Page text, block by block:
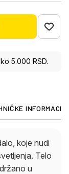
je
5.000 RSD.
koje nudi
Telo
u